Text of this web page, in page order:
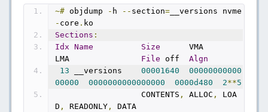
~# objdump - h -- section= __versions nvme
- core . ko
Sections :
Idx Name Size
      VMA
LMA File off Algn
13 __versions 00001640
00000000000
00000
0000000000000000 0000d480 2**5
                  CONTENTS
, ALLOC ,
LOA
D , READONLY , DATA